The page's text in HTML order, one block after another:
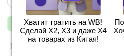
Хватит тратить на WB!
Сделай Х2, Х3 и даже Х4
на товарах из Китая!
« предыдущий
ПОХОЖИЕ ЗАДАНИЯ: